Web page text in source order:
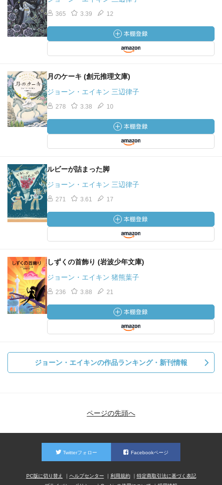
365 3.39 12
月のケーキ (創元推理文庫)
ジョーン・エイキン 三辺律子
278 3.38 10
ルビーが詰まった脚
ジョーン・エイキン 三辺律子
271 3.61 17
しずくの首飾り (岩波少年文庫)
ジョーン・エイキン 猪熊葉子
236 3.88 21
ジョーン・エイキンの作品ランキング・新刊情報
ページの先頭へ
Twitterフォロー Facebookページ
PC版に切り替え ヘルプセンター 利用規約
特定商取引法に基づく表記